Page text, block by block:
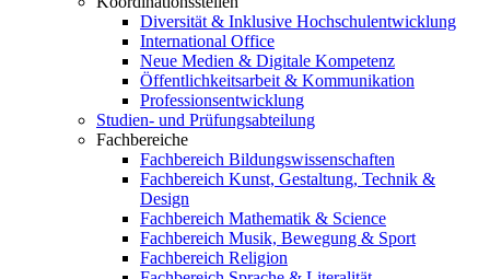
Diversität & Inklusive Hochschulentwicklung
International Office
Neue Medien & Digitale Kompetenz
Öffentlichkeitsarbeit & Kommunikation
Professionsentwicklung
Studien- und Prüfungsabteilung
Fachbereiche
Fachbereich Bildungswissenschaften
Fachbereich Kunst, Gestaltung, Technik &
Design
Fachbereich Mathematik & Science
Fachbereich Musik, Bewegung & Sport
Fachbereich Religion